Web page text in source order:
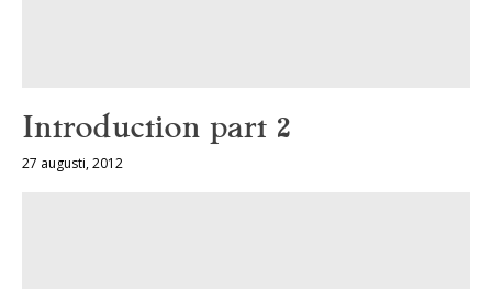
Introduction part 2
27 augusti, 2012